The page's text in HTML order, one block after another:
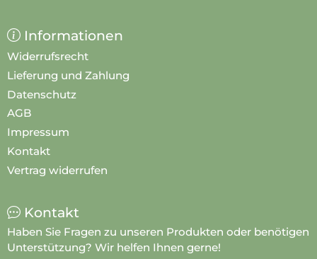
Informationen
Widerrufsrecht
Lieferung und Zahlung
Datenschutz
AGB
Impressum
Kontakt
Vertrag widerrufen
Kontakt
Haben Sie Fragen zu unseren Produkten oder benötigen
Unterstützung? Wir helfen Ihnen gerne!